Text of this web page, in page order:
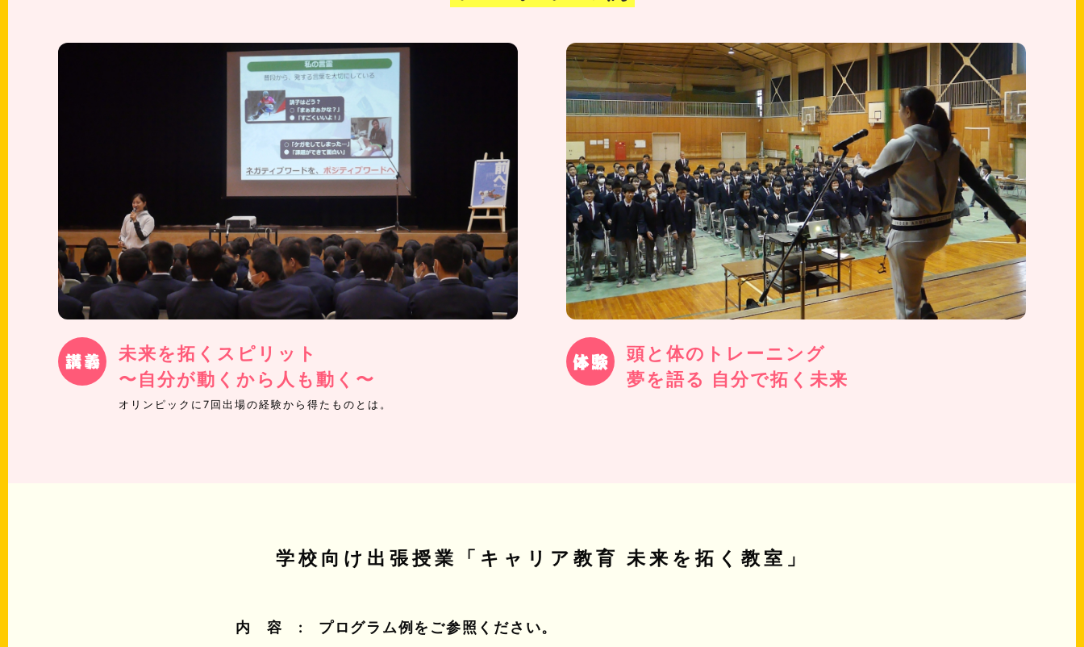
未来を拓くスピリット
〜自分が動くから人も動く〜
オリンピックに7回出場の経験から得たものとは。
頭と体のトレーニング
夢を語る 自分で拓く未来
学校向け出張授業 「キャリア教育 未来を拓く教室」
内容 プログラム例をご参照ください。